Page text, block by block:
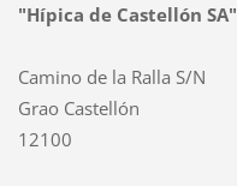
"Hípica de Castellón SA"
Camino de la Ralla S/N
Grao Castellón
12100